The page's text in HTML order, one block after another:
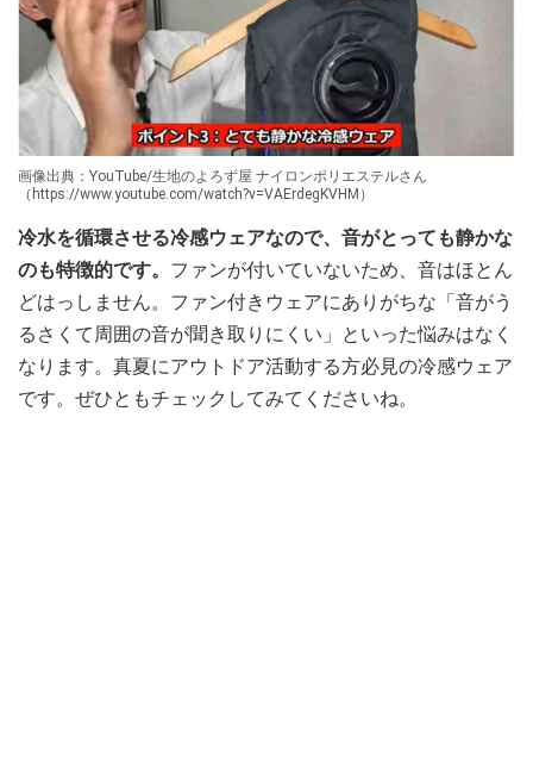
画像出典：YouTube/生地のよろず屋 ナイロンポリエステルさん
（https://www.youtube.com/watch?v=VAErdegKVHM）
冷水を循環させる冷感ウェアなので、音がとっても静かな
のも特徴的です。 ファンが付いていないため、音はほとん
どはっしません。ファン付きウェアにありがちな「音がう
るさくて周囲の音が聞き取りにくい」といった悩みはなく
なります。真夏にアウトドア活動する方必見の冷感ウェア
です。ぜひともチェックしてみてくださいね。